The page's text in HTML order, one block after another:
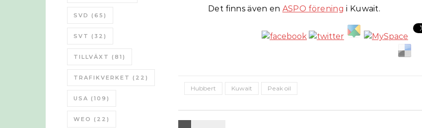
SVD (65)
SVT (32)
TILLVÄXT (81)
TRAFIKVERKET (22)
USA (109)
WEO (22)
Det finns även en ASPO förening i Kuwait.
Hubbert Kuwait Peak oil